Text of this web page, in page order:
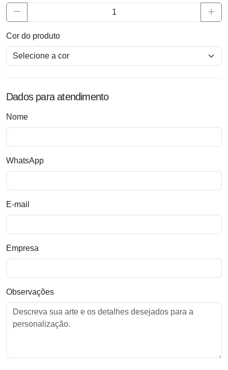
Cor do produto
Dados para atendimento
Nome
WhatsApp
E-mail
Empresa
Observações